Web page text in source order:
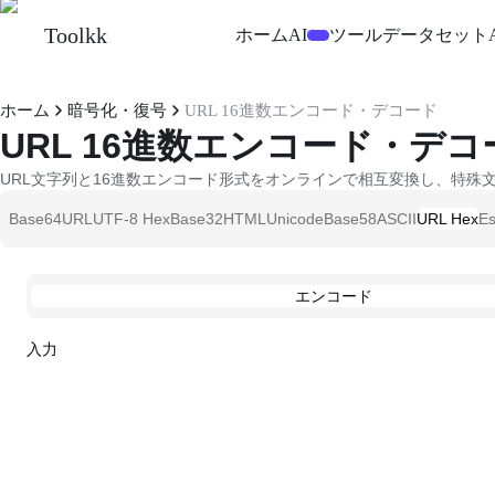
Toolkk ホームAI実験ツールデータセット
ホーム 暗号化・復号 URL 16進数エンコード・デコード
URL 16進数エンコード・デコ
URL文字列と16進数エンコード形式をオンラインで相互変換し、特殊
Base64URL UTF-8 HexBase32HTML UnicodeBase58ASCIIURL Hex
エンコード
入力